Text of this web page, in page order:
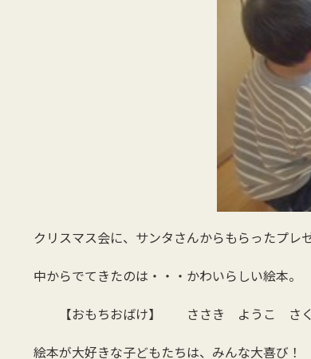
クリスマス会に、サンタさんからもらったプレ
中からでてきたのは・・・かわいらしい絵本。
【おもちおばけ】 ささき ようこ さ
絵本が大好きな子どもたちは、みんな大喜び！